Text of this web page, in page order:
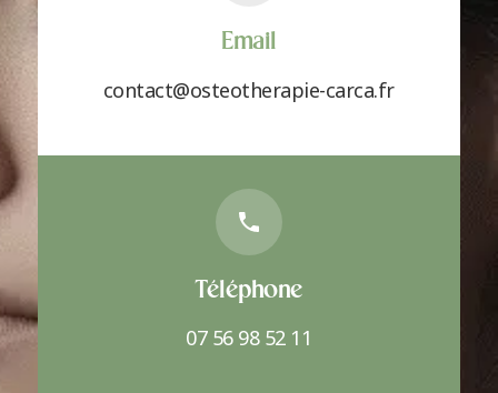
Email
contact@osteotherapie-carca.fr
Téléphone
07 56 98 52 11